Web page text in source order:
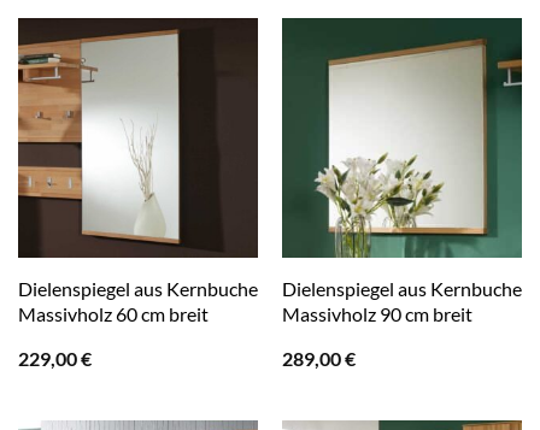
Dielenspiegel aus Kernbuche
Massivholz 60 cm breit
229,00€
Dielenspiegel aus Kernbuche
Massivholz 90 cm breit
289,00€